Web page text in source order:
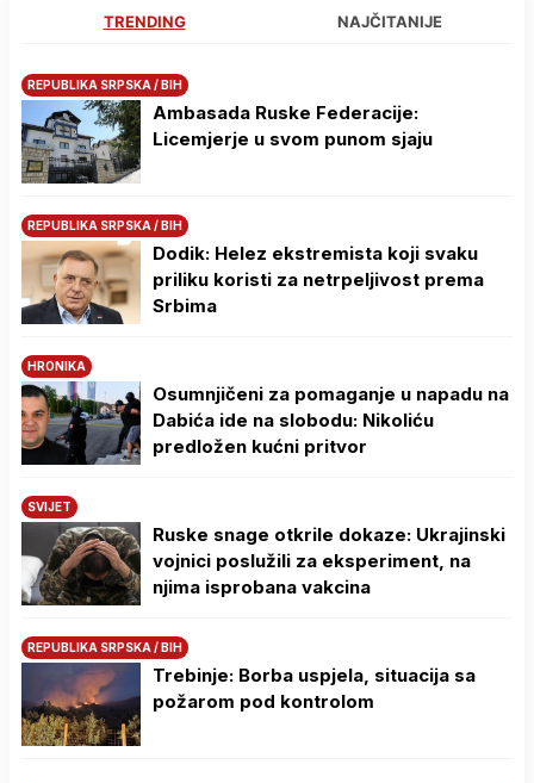
TRENDING NAJČITANIJE
REPUBLIKA SRPSKA / BIH
Ambasada Ruske Federacije:
Licemjerje u svom punom sjaju
REPUBLIKA SRPSKA / BIH
Dodik: Helez ekstremista koji svaku
priliku koristi za netrpeljivost prema
Srbima
HRONIKA
Osumnjičeni za pomaganje u napadu na
Dabića ide na slobodu: Nikoliću
predložen kućni pritvor
SVIJET
Ruske snage otkrile dokaze: Ukrajinski
vojnici poslužili za eksperiment, na
njima isprobana vakcina
REPUBLIKA SRPSKA / BIH
Trebinje: Borba uspjela, situacija sa
požarom pod kontrolom